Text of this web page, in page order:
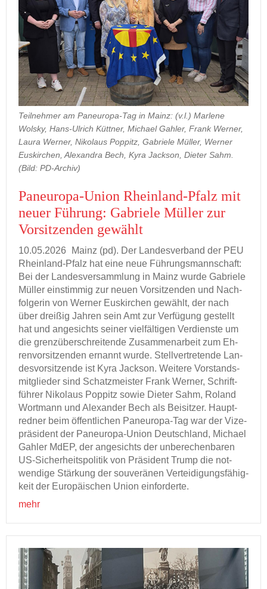
Teilnehmer am Paneuropa-Tag in Mainz: (v.l.) Marlene
Wolsky, Hans-Ulrich Küttner, Michael Gahler, Frank Werner,
Laura Werner, Nikolaus Poppitz, Gabriele Müller, Werner
Euskirchen, Alexandra Bech, Kyra Jackson, Dieter Sahm.
(Bild: PD-Archiv)
Paneuropa-​Union Rheinland-​Pfalz mit
neuer Füh­rung: Ga­brie­le Mül­ler zur
Vor­sit­zen­den ge­wählt
10.05.2026
Mainz (pd). Der Lan­des­ver­band der PEU
Rheinland-​Pfalz hat eine neue Füh­rungs­mann­schaft:
Bei der Lan­des­ver­samm­lung in Mainz wurde Ga­brie­le
Mül­ler ein­stim­mig zur neuen Vor­sit­zen­den und Nach­
fol­ge­rin von Wer­ner Eus­kir­chen ge­wählt, der nach
über drei­ßig Jah­ren sein Amt zur Ver­fü­gung ge­stellt
hat und an­ge­sichts sei­ner viel­fäl­ti­gen Ver­diens­te um
die grenz­über­schrei­ten­de Zu­sam­men­ar­beit zum Eh­
ren­vor­sit­zen­den er­nannt wurde. Stell­ver­tre­ten­de Lan­
des­vor­sit­zen­de ist Kyra Jack­son. Wei­te­re Vor­stands­
mit­glie­der sind Schatz­meis­ter Frank Wer­ner, Schrift­
füh­rer Ni­ko­laus Pop­pitz sowie Die­ter Sahm, Ro­land
Wort­mann und Alex­an­der Bech als Bei­sit­zer. Haupt­
red­ner beim öf­fent­li­chen Paneuropa-​Tag war der Vi­ze­
prä­si­dent der Paneuropa-​Union Deutsch­land, Mi­cha­el
Gah­ler MdEP, der an­ge­sichts der un­be­re­chen­ba­ren
US-​Sicherheitspolitik von Prä­si­dent Trump die not­
wen­di­ge Stär­kung der sou­ve­rä­nen Ver­tei­di­gungs­fä­hig­
keit der Eu­ro­päi­schen Union ein­for­der­te.
mehr
Impressum